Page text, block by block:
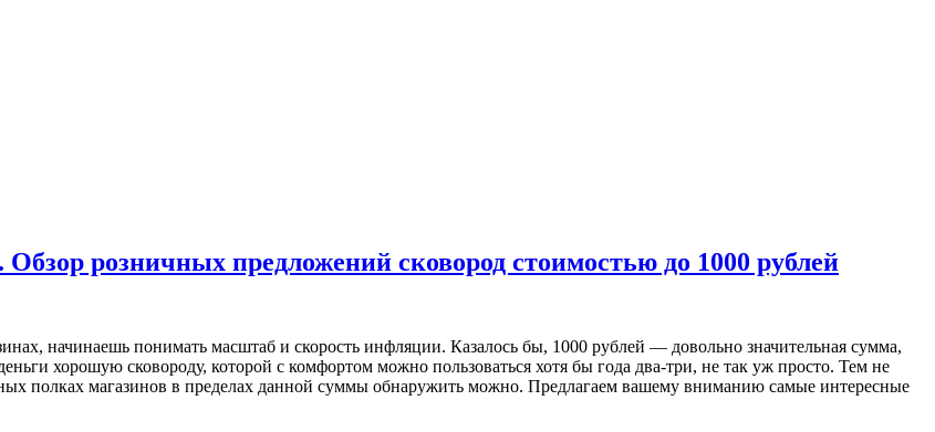
розничных предложений сковород стоимостью до 1000 рублей
начинаешь понимать масштаб и скорость инфляции. Казалось бы, 1000 рублей — довольно значительная сумма,
хорошую сковороду, которой с комфортом можно пользоваться хотя бы года два-три, не так уж просто. Тем не
полках магазинов в пределах данной суммы обнаружить можно. Предлагаем вашему вниманию самые интересные